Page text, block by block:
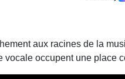
aux racines de la
vocale occupent une place